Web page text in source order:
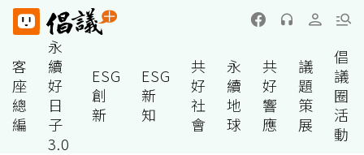
客
座
總
編
永
續
好
日
子
3.0
ESG
創
新
ESG
新
知
共
好
社
會
永
續
地
球
共
好
響
應
議
題
策
展
倡
議
圈
活
動